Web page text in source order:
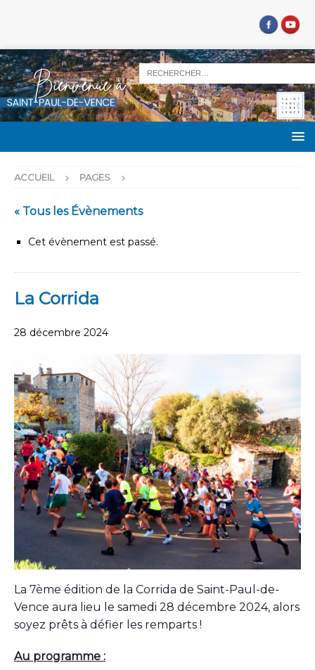
ACCUEIL PAGES
« Tous les Évènements
Cet évènement est passé.
La Corrida
28 décembre 2024
La 7ème édition de la Corrida de Saint-Paul-de-
Vence aura lieu le samedi 28 décembre 2024, alors
soyez prêts à défier les remparts !
Au programme :